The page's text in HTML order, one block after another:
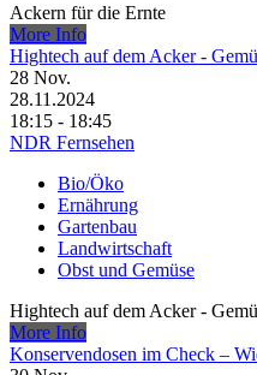
Ackern für die Ernte
More Info
Hightech auf dem Acker -
28 Nov.
28.11.2024
18:15 - 18:45
NDR Fernsehen
Bio/Öko
Ernährung
Gartenbau
Landwirtschaft
Obst und Gemüse
Hightech auf dem Acker -
More Info
Konservendosen im Check –